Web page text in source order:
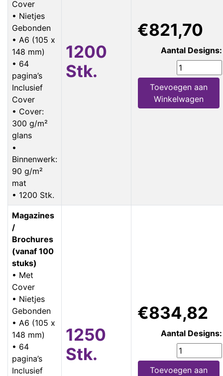
Cover
• Nietjes
Gebonden
• A6 (105 x
148 mm)
• 64
pagina’s
Inclusief
Cover
• Cover:
300 g/m²
glans
•
Binnenwerk:
90 g/m²
mat
• 1200 Stk.
1200
Stk.
€821,70
Aantal Designs:
Toevoegen aan
Winkelwagen
Magazines
/
Brochures
(vanaf 100
stuks)
• Met
Cover
• Nietjes
Gebonden
• A6 (105 x
148 mm)
• 64
pagina’s
Inclusief
1250
Stk.
€834,82
Aantal Designs:
Toevoegen aan